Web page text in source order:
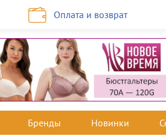
Оплата и возврат
Бренды Новинки